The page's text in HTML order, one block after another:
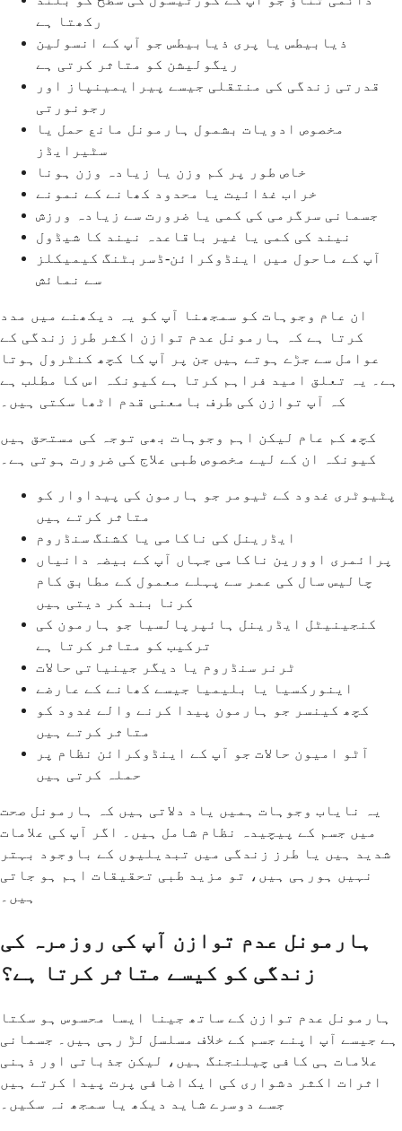
رکھتا ہے
ذیابیطس یا پری ذیابیطس جو آپ کے انسولین
ریگولیشن کو متاثر کرتی ہے
قدرتی زندگی کی منتقلی جیسے پیرایمینپاز اور
رجونورتی
مخصوص ادویات بشمول ہارمونل مانع حمل یا
سٹیرایڈز
خاص طور پر کم وزن یا زیادہ وزن ہونا
خراب غذائیت یا محدود کھانے کے نمونے
جسمانی سرگرمی کی کمی یا ضرورت سے زیادہ ورزش
نیند کی کمی یا غیر باقاعدہ نیند کا شیڈول
آپ کے ماحول میں اینڈوکرائن-ڈسربٹنگ کیمیکلز
سے نمائش
ان عام وجوہات کو سمجھنا آپ کو یہ دیکھنے میں مدد
کرتا ہے کہ ہارمونل عدم توازن اکثر طرز زندگی کے
عوامل سے جڑے ہوتے ہیں جن پر آپ کا کچھ کنٹرول ہوتا
ہے۔ یہ تعلق امید فراہم کرتا ہے کیونکہ اس کا مطلب ہے
کہ آپ توازن کی طرف بامعنی قدم اٹھا سکتی ہیں۔
کچھ کم عام لیکن اہم وجوہات بھی توجہ کی مستحق ہیں
کیونکہ ان کے لیے مخصوص طبی علاج کی ضرورت ہوتی ہے۔
پٹیوٹری غدود کے ٹیومر جو ہارمون کی پیداوار کو
متاثر کرتے ہیں
ایڈرینل کی ناکامی یا کشنگ سنڈروم
پرائمری اوورین ناکامی جہاں آپ کے بیضہ دانیاں
چالیس سال کی عمر سے پہلے معمول کے مطابق کام
کرنا بند کر دیتی ہیں
کنجینیٹل ایڈرینل ہائپرپالسیا جو ہارمون کی
ترکیب کو متاثر کرتا ہے
ٹرنر سنڈروم یا دیگر جینیاتی حالات
اینورکسیا یا بلیمیا جیسے کھانے کے عارضے
کچھ کینسر جو ہارمون پیدا کرنے والے غدود کو
متاثر کرتے ہیں
آٹو امیون حالات جو آپ کے اینڈوکرائن نظام پر
حملہ کرتی ہیں
یہ نایاب وجوہات ہمیں یاد دلاتی ہیں کہ ہارمونل صحت
میں جسم کے پیچیدہ نظام شامل ہیں۔ اگر آپ کی علامات
شدید ہیں یا طرز زندگی میں تبدیلیوں کے باوجود بہتر
نہیں ہورہی ہیں، تو مزید طبی تحقیقات اہم ہو جاتی
ہیں۔
ہارمونل عدم توازن آپ کی روزمرہ کی
زندگی کو کیسے متاثر کرتا ہے؟
ہارمونل عدم توازن کے ساتھ جینا ایسا محسوس ہو سکتا
ہے جیسے آپ اپنے جسم کے خلاف مسلسل لڑ رہی ہیں۔ جسمانی
علامات ہی کافی چیلنجنگ ہیں، لیکن جذباتی اور ذہنی
اثرات اکثر دشواری کی ایک اضافی پرت پیدا کرتے ہیں
جسے دوسرے شاید دیکھ یا سمجھ نہ سکیں۔